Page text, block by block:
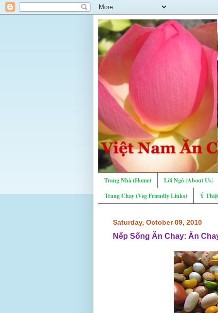
Trang Nhà (Home) Lời Ngỏ (About Us)
Trang Chay (Veg Friendly Links)
Ý
Saturday, October 09, 2010
Nếp Sống Ăn Chay: Ăn